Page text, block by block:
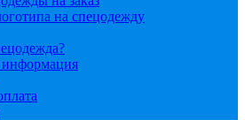
на спецодежду